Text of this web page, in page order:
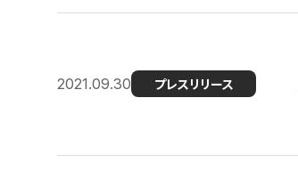
2021.09.30 プレスリリース